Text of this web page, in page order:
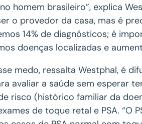
homem brasileiro”, explica
o provedor da casa, mas é
14% de diagnósticos; é
doenças localizadas e
medo, ressalta Westphal, é
avaliar a saúde sem esperar
risco (histórico familiar da
de toque retal e PSA. “O